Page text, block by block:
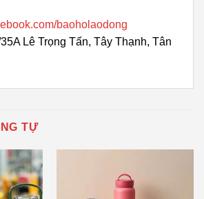
baoholaodong
Lê Trọng Tấn, Tây Thạnh, Tân
TỰ